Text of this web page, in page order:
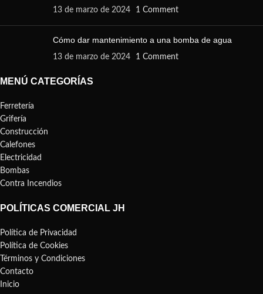
13 de marzo de 2024 1 Comment
Cómo dar mantenimiento a una bomba de agua
13 de marzo de 2024 1 Comment
MENÚ CATEGORÍAS
Ferretería
Grifería
Construcción
Calefones
Electricidad
Bombas
Contra Incendios
POLÍTICAS COMERCIAL JH
Política de Privacidad
Política de Cookies
Términos y Condiciones
Contacto
Inicio